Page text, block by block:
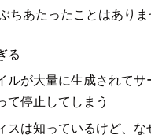
ちあたったことはありま
る
ルが大量に生成されてサ
て停止してしまう
スは知っているけど、な